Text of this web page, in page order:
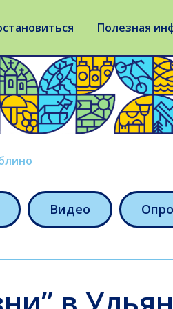
Полезная
Видео